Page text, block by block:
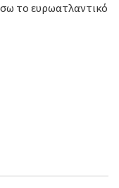
το ευρωατλαντικό